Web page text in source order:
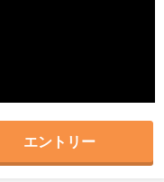
よくある質問
不明点があればこちら
エントリー